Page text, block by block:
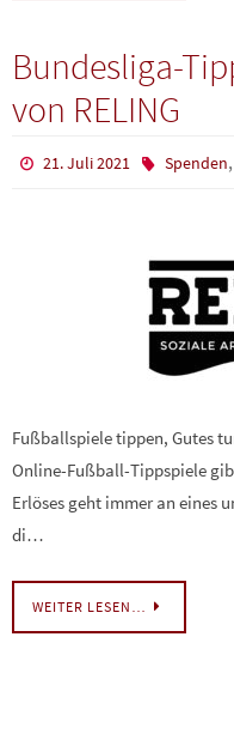
Bundesliga-
von RELING
21. Juli 2021 Spenden,
Fußballspiele tippen, Gutes
Online-Fußball-Tippspiele
Erlöses geht immer an eines
di…
WEITER LESEN…